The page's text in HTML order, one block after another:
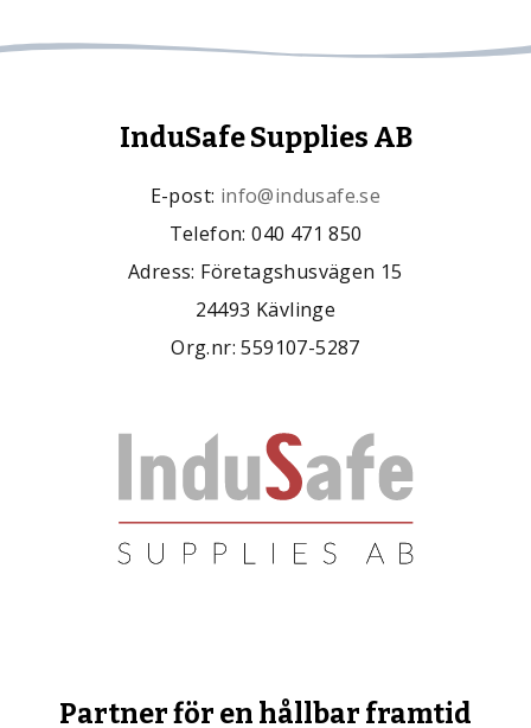
InduSafe Supplies AB
E-post: info@indusafe.se
Telefon: 040 471 850
Adress: Företagshusvägen 15
24493 Kävlinge
Org.nr: 559107-5287
Partner för en hållbar framtid